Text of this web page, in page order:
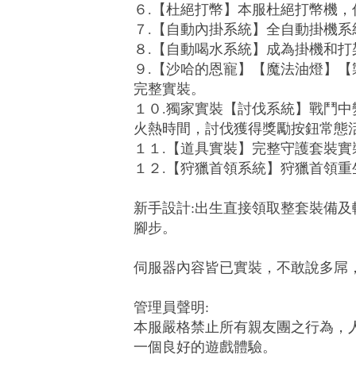
６.【杜絕打幣】本服杜絕打幣機
７.【自動內掛系統】全自動掛機
８.【自動喝水系統】成為掛機和
９.【沙哈的恩寵】【魔法油燈】
完整實裝。
１０.獨家實裝【討伐系統】戰鬥
火熱時間，討伐獲得獎勵按鈕常態
１１.【道具實裝】完整守護套裝
１２.【狩獵首領系統】狩獵首領
新手設計:出生直接領取整套裝備
腳步。
伺服器內容皆已實裝，不敢說多屌
管理員聲明:
本服嚴格禁止所有親友團之行為，
一個良好的遊戲體驗。